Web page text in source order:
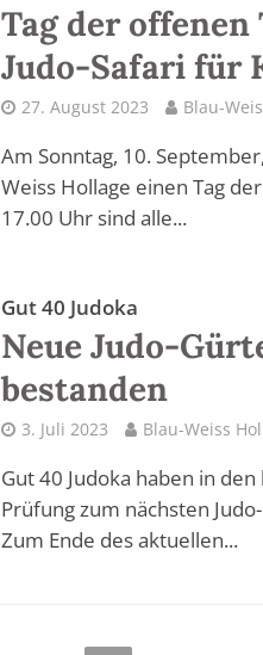
Tag der
Judo-Safari für
27. August 2023 Blau-
Am Sonntag, 10.
Weiss Hollage einen Tag
17.00 Uhr sind alle...
Gut 40 Judoka
Neue Judo-
bestanden
3. Juli 2023 Blau-Weiss
Gut 40 Judoka haben in
Prüfung zum nächsten
Zum Ende des aktuellen...